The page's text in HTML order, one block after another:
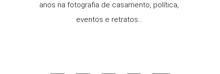
anos na fotografia de casamento, política,
eventos e retratos...